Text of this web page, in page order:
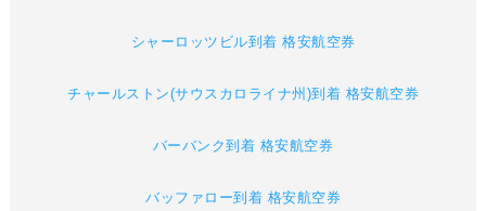
シャーロッツビル到着 格安航空券
チャールストン(サウスカロライナ州)到着 格安航空券
バーバンク到着 格安航空券
バッファロー到着 格安航空券